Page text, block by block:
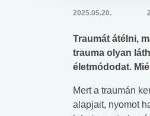
2025.05.20.
Traumát átélni,
trauma olyan
életmódodat.
Mert a traumán
alapjait, nyomot